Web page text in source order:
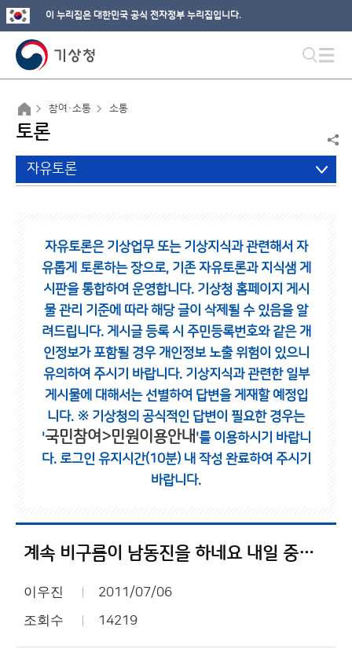
이 누리집은 대한민국 공식 전자정부 누리집입니다.
참여·소통 소통
토론
자유토론
자유토론은 기상업무 또는 기상지식과 관련해서 자
유롭게 토론하는 장으로, 기존 자유토론과 지식샘 게
시판을 통합하여 운영합니다. 기상청 홈페이지 게시
물 관리 기준에 따라 해당 글이 삭제될 수 있음을 알
려드립니다. 게시글 등록 시 주민등록번호와 같은 개
인정보가 포함될 경우 개인정보 노출 위험이 있으니
유의하여 주시기 바랍니다. 기상지식과 관련한 일부
게시물에 대해서는 선별하여 답변을 게재할 예정입
니다. ※ 기상청의 공식적인 답변이 필요한 경우는
'국민참여>민원이용안내 '를 이용하시기 바랍니
다. 로그인 유지시간(10분) 내 작성 완료하여 주시기
바랍니다.
계속 비구름이 남동진을 하네요 내일 중부 비소식??
이우진 2011/07/06
조회수 14219